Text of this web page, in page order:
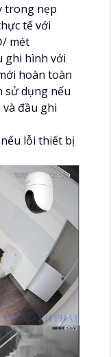
trong nẹp
tế với
mét
ghi hình với
hoàn toàn
sử dụng nếu
đầu ghi
lỗi thiết bị